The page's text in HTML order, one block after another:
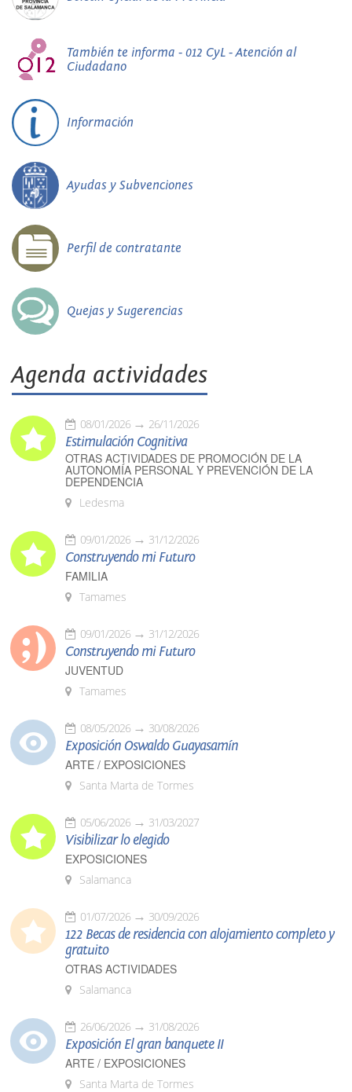
También te informa - 012 CyL - Atención al
Ciudadano
Información
Ayudas y Subvenciones
Perfil de contratante
Quejas y Sugerencias
Agenda actividades
08/01/2026 26/11/2026
Estimulación Cognitiva
OTRAS ACTIVIDADES DE PROMOCIÓN DE LA
AUTONOMÍA PERSONAL Y PREVENCIÓN DE LA
DEPENDENCIA
Ledesma
09/01/2026 31/12/2026
Construyendo mi Futuro
FAMILIA
Tamames
09/01/2026 31/12/2026
Construyendo mi Futuro
JUVENTUD
Tamames
08/05/2026 30/08/2026
Exposición Oswaldo Guayasamín
ARTE / EXPOSICIONES
Santa Marta de Tormes
05/06/2026 31/03/2027
Visibilizar lo elegido
EXPOSICIONES
Salamanca
01/07/2026 30/09/2026
122 Becas de residencia con alojamiento completo y
gratuito
OTRAS ACTIVIDADES
Salamanca
26/06/2026 31/08/2026
Exposición El gran banquete II
ARTE / EXPOSICIONES
Santa Marta de Tormes